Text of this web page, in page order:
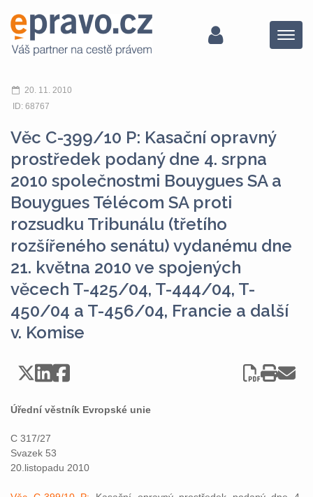
Menu
20. 11. 2010
ID: 68767
Věc C-399/10 P: Kasační opravný
prostředek podaný dne 4. srpna
2010 společnostmi Bouygues SA a
Bouygues Télécom SA proti
rozsudku Tribunálu (třetího
rozšířeného senátu) vydanému dne
21. května 2010 ve spojených
věcech T-425/04, T-444/04, T-
450/04 a T-456/04, Francie a další
v. Komise
Úřední věstník Evropské unie
C 317/27
Svazek 53
20.listopadu 2010